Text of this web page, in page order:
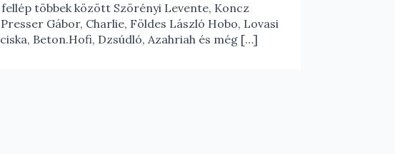
többek között Szörényi Levente, Koncz
Gábor, Charlie, Földes László Hobo, Lovasi
Beton.Hofi, Dzsúdló, Azahriah és még […]